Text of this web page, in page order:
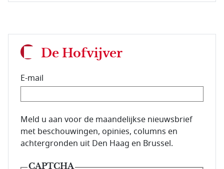
De Hofvijver
E-mail
E-mailadres van de abonnee.
Meld u aan voor de maandelijkse nieuwsbrief
met beschouwingen, opinies, columns en
achtergronden uit Den Haag en Brussel.
CAPTCHA